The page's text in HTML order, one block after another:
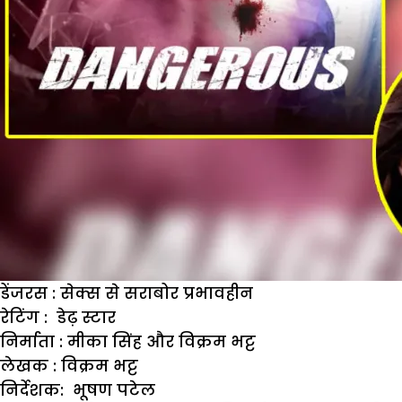
डेंजरस : सेक्स से सराबोर प्रभावहीन
रेटिंग : डेढ़ स्टार
निर्माता : मीका सिंह और विक्रम भट्ट
लेखक : विक्रम भट्ट
निर्देशक: भूषण पटेल